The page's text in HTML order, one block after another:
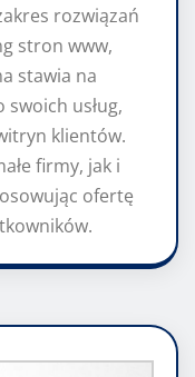
rozwiązań
stron www,
stawia na
usług,
klientów.
firmy, jak i
ofertę